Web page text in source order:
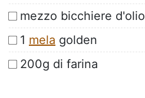
mezzo bicchiere d'olio
1 mela golden
200g di farina